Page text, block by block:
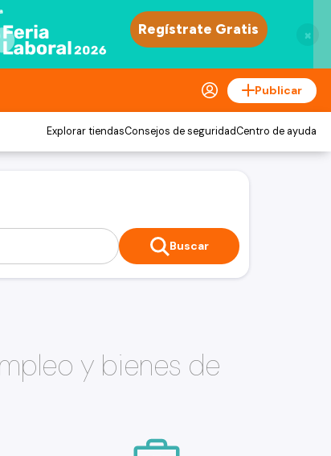
×
Publicar
Explorar tiendasConsejos de seguridadCentro de ayuda
Buscar
y bienes de